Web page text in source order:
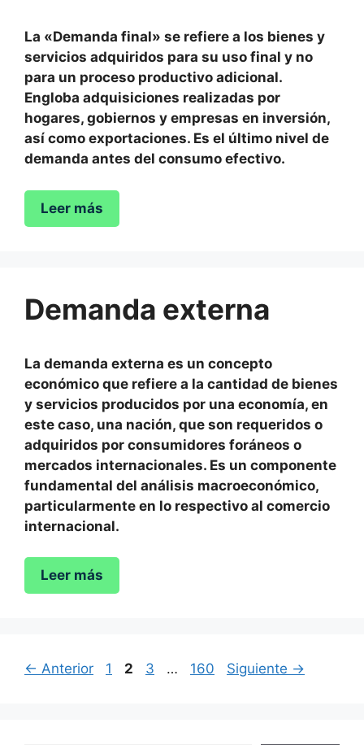
La «Demanda final» se refiere a los bienes y
servicios adquiridos para su uso final y no
para un proceso productivo adicional.
Engloba adquisiciones realizadas por
hogares, gobiernos y empresas en inversión,
así como exportaciones. Es el último nivel de
demanda antes del consumo efectivo.
Leer más
Demanda externa
La demanda externa es un concepto
económico que refiere a la cantidad de bienes
y servicios producidos por una economía, en
este caso, una nación, que son requeridos o
adquiridos por consumidores foráneos o
mercados internacionales. Es un componente
fundamental del análisis macroeconómico,
particularmente en lo respectivo al comercio
internacional.
Leer más
← Anterior Página
1 Página
2 Página
3 … Página
160 Siguiente →